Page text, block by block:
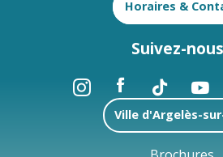
Horaires &
Suivez-
Ville d'Argelès-